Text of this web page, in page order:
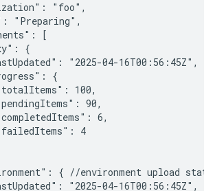
"foo",
"Preparing",
[
{
"2025-04-16T00:56:45Z",
{
100,
90,
6,
4
{ //environment upload
"2025-04-16T00:56:45Z",